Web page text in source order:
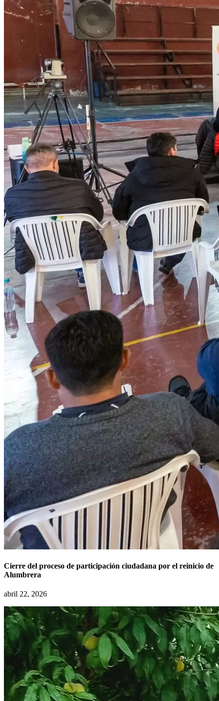
Cierre del proceso de participación ciudadana por el reinicio de
Alumbrera
abril 22, 2026